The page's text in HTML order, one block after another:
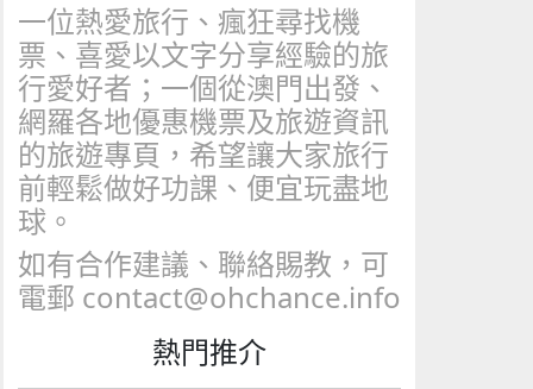
一位熱愛旅行、瘋狂尋找機
票、喜愛以文字分享經驗的旅
行愛好者；一個從澳門出發、
網羅各地優惠機票及旅遊資訊
的旅遊專頁，希望讓大家旅行
前輕鬆做好功課、便宜玩盡地
球。
如有合作建議、聯絡賜教，可
電郵 contact@ohchance.info
熱門推介